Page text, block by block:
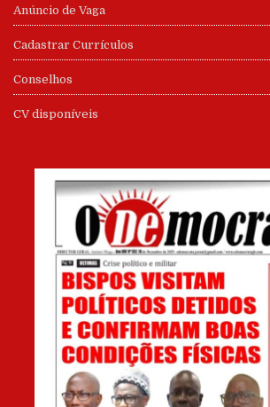
Anúncio de Vaga
Cadastrar Currículos
Conselhos
CV disponíveis